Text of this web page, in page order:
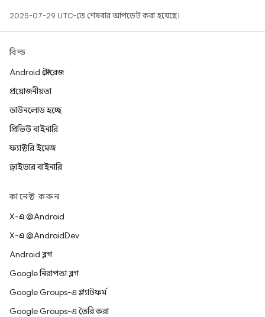
2025-07-29 UTC-তে শেষবার আপডেট করা হয়েছে।
বিল্ড
Android স্টোরেজ
প্রয়োজনীয়তা
ডাউনলোড হচ্ছে
প্রিভিউ বাইনারি
ফ্যাক্টরি ইমেজ
ড্রাইভার বাইনারি
কানেক্ট করুন
X-এ @Android
X-এ @AndroidDev
Android ব্লগ
Google নিরাপত্তা ব্লগ
Google Groups-এ প্ল্যাটফর্ম
Google Groups-এ তৈরি করা